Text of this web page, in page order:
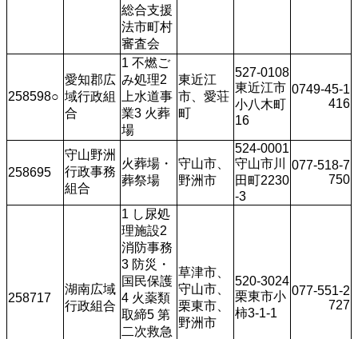
総合支援
法市町村
審査会
258598○
愛知郡広
域行政組
合
1 不燃ご
み処理2
上水道事
業3 火葬
場
東近江
市、愛荘
町
527-0108
東近江市
小八木町
16
0749-45-1
416
258695
守山野洲
行政事務
組合
火葬場・
葬祭場
守山市、
野洲市
524-0001
守山市川
田町2230
-3
077-518-7
750
258717
湖南広域
行政組合
1 し尿処
理施設2
消防事務
3 防災・
国民保護
4 火薬類
取締5 第
二次救急
草津市、
守山市、
栗東市、
野洲市
520-3024
栗東市小
柿3-1-1
077-551-2
727